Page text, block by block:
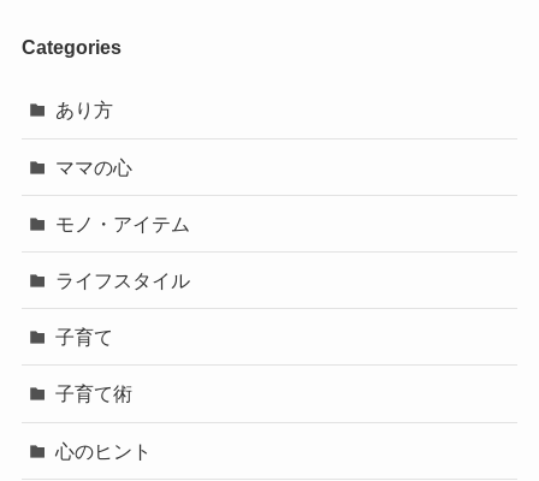
Categories
あり方
ママの心
モノ・アイテム
ライフスタイル
子育て
子育て術
心のヒント